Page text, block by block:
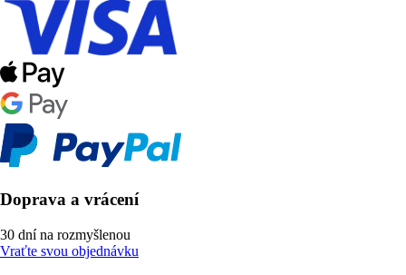
Doprava a vrácení
30 dní na rozmyšlenou
Vraťte svou objednávku